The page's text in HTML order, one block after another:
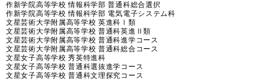
作新学院高等学校 情報科学部 普通科総合選択
作新学院高等学校 情報科学部 電気電子システム科
文星芸術大学附属高等学校 英進科Ⅰ類
文星芸術大学附属高等学校 普通科英進Ⅱ類
文星芸術大学附属高等学校 普通科進学コース
文星芸術大学附属高等学校 普通科総合コース
文星女子高等学校 秀英特進科
文星女子高等学校 普通科選抜進学コース
文星女子高等学校 普通科文理探究コース